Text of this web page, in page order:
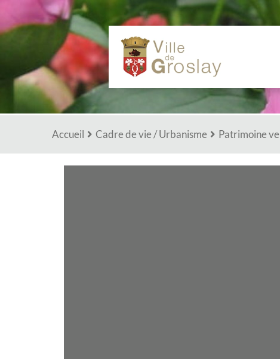
Ville
fleurie
Accueil Cadre de vie / Urbanisme Patrimoine